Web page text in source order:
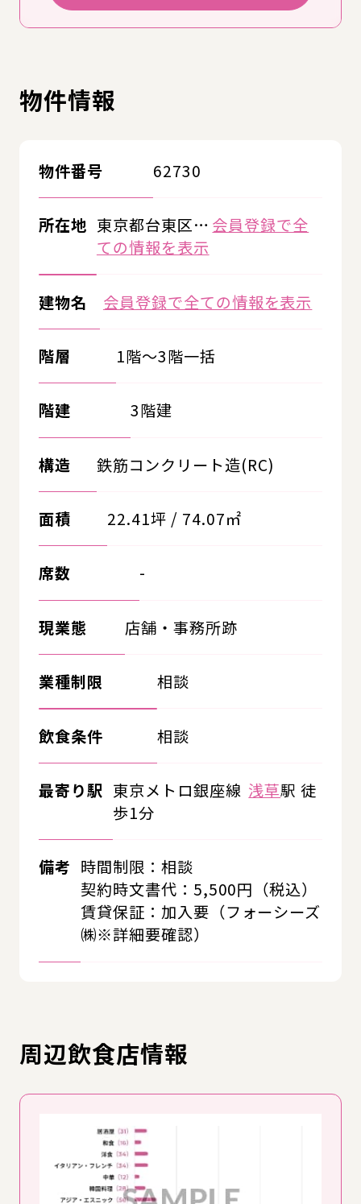
物件情報
物件番号 62730
所在地 東京都台東区… 会員登録で全
ての情報を表示
建物名 会員登録で全ての情報を表示
階層 1階～3階一括
階建 3階建
構造 鉄筋コンクリート造(RC)
面積 22.41坪 / 74.07㎡
席数 -
現業態 店舗・事務所跡
業種制限 相談
飲食条件 相談
最寄り駅 東京メトロ銀座線 浅草駅 徒
歩1分
備考 時間制限：相談
契約時文書代：5,500円（税込）
賃貸保証：加入要（フォーシーズ
㈱※詳細要確認）
周辺飲食店情報